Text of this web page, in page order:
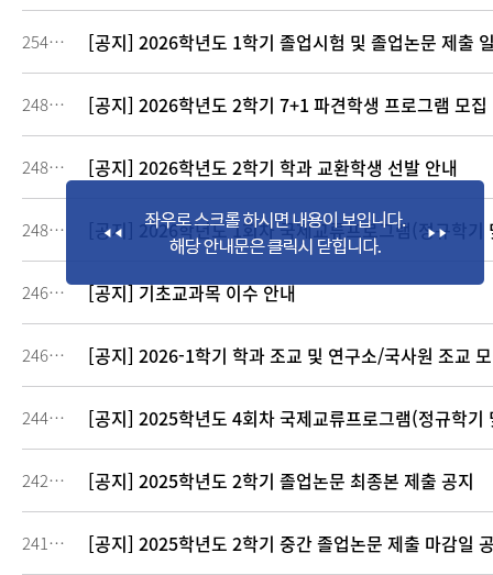
254492 [공지] 2026학년도 1학기 졸업시험 및 졸업논문 제출
248714 [공지] 2026학년도 2학기 7+1 파견학생 프로그램 모집
248711 [공지] 2026학년도 2학기 학과 교환학생 선발 안내
248510 [공지] 2026학년도 1회차 국제교류프로그램(정규학기
246589 [공지] 기초교과목 이수 안내
246213 [공지] 2026-1학기 학과 조교 및 연구소/국사원 조교
244169 [공지] 2025학년도 4회차 국제교류프로그램(정규학기
242905 [공지] 2025학년도 2학기 졸업논문 최종본 제출 공지
241113 [공지] 2025학년도 2학기 중간 졸업논문 제출 마감일